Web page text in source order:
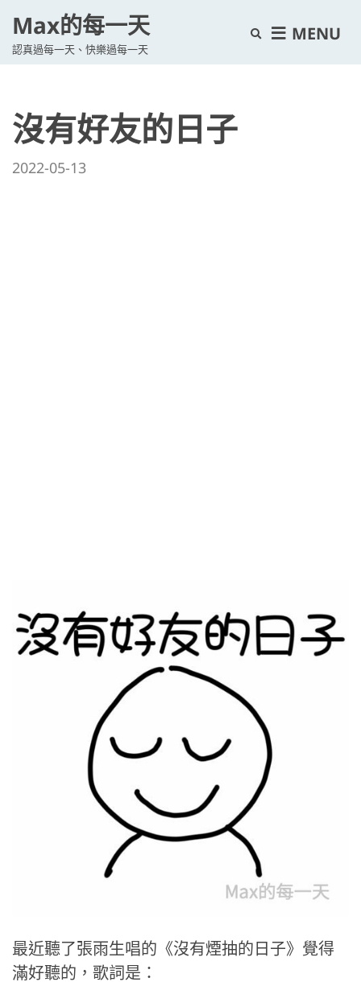
Max的每一天
認真過每一天、快樂過每一天
E
MENU
沒有好友的日子
2022-05-13
最近聽了張雨生唱的《沒有煙抽的日子》覺得
滿好聽的，歌詞是：